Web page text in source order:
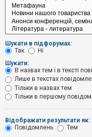
в
н
т
е
м
и
о
ш
Шукати в підфорумах:
Так
Ні
Шукати:
В назвах тем і в тексті
Лише в текстах
Тільки в назвах тем
Тільки в першому
Відображати результати як:
Повідомлень
Тем